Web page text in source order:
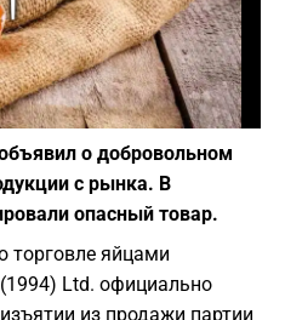
Фото: depositphotos.com
о добровольном
с рынка. В
опасный товар.
торговле яйцами
Ltd. официально
из продажи партии